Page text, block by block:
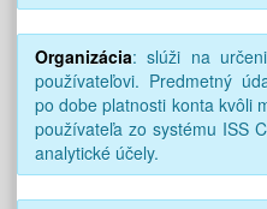
Organizácia: slúži na
používateľovi. Predmetný
po dobe platnosti konta kvôli
používateľa zo systému ISS
analytické účely.